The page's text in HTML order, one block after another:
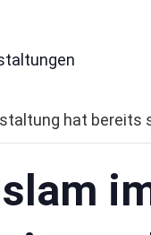
hat bereits